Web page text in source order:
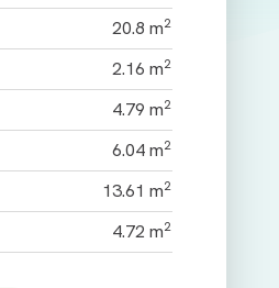
20.8 m2
2.16 m2
4.79 m2
6.04 m2
13.61 m2
4.72 m2